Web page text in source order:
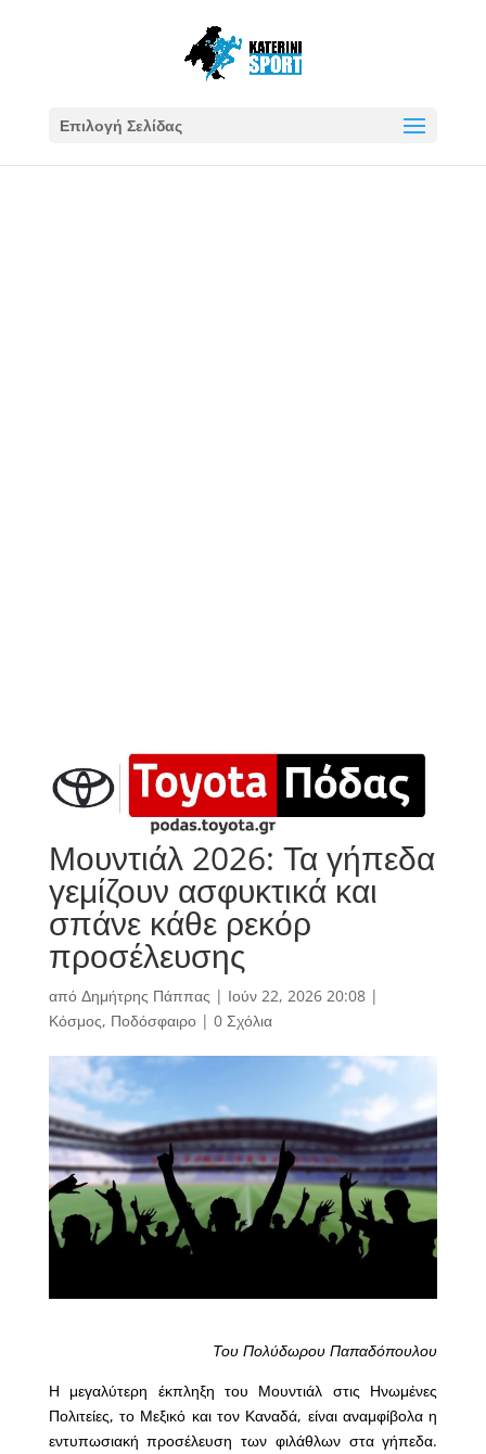
Επιλογή Σελίδας
Μουντιάλ 2026: Τα γήπεδα
γεμίζουν ασφυκτικά και
σπάνε κάθε ρεκόρ
προσέλευσης
από Δημήτρης Πάππας | Ιούν 22, 2026 20:08|
Κόσμος, Ποδόσφαιρο| 0 Σχόλια
Του Πολύδωρου Παπαδόπουλου
Η μεγαλύτερη έκπληξη του Μουντιάλ στις Ηνωμένες
Πολιτείες, το Μεξικό και τον Καναδά, είναι αναμφίβολα η
εντυπωσιακή προσέλευση των φιλάθλων στα γήπεδα.